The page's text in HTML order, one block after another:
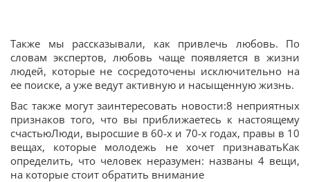
Также мы рассказывали, как привлечь любовь. По
словам экспертов, любовь чаще появляется в жизни
людей, которые не сосредоточены исключительно на
ее поиске, а уже ведут активную и насыщенную жизнь.
Вас также могут заинтересовать новости:8 неприятных
признаков того, что вы приближаетесь к настоящему
счастьюЛюди, выросшие в 60-х и 70-х годах, правы в 10
вещах, которые молодежь не хочет признаватьКак
определить, что человек неразумен: названы 4 вещи,
на которые стоит обратить внимание